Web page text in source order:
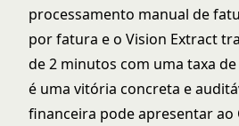
processamento manual de
por fatura e o Vision Extract
de 2 minutos com uma taxa
é uma vitória concreta e
financeira pode apresentar ao